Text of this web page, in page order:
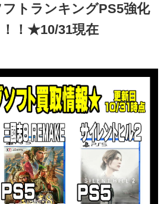
トランキングPS5強化
！★10/31現在